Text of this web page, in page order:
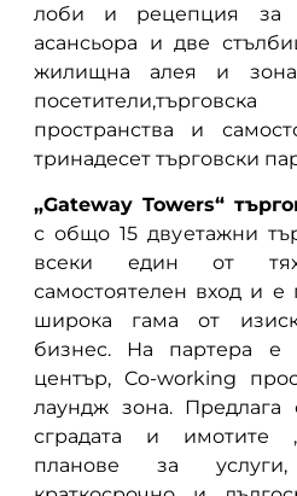
лоби и рецепция за
асансьора и две
жилищна алея и
пространства и
тринадесет търговски
„Gateway Towers“
с общо 15 двуетажни
всеки един от
самостоятелен вход и
широка гама от
бизнес. На партера е
център, Co-working
лаундж зона.
сградата и имотите ,
планове за